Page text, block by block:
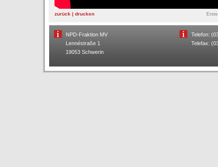
zurück | drucken
NPD-Fraktion MV
Lennéstraße 1
19053 Schwerin
Telefon:
Telefax: